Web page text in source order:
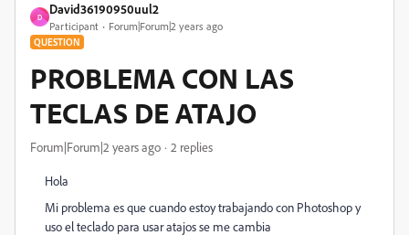
D
David36190950uul2
Participant Forum|Forum|2 years ago
QUESTION
PROBLEMA CON LAS
TECLAS DE ATAJO
Forum|Forum|2 years ago 2 replies
Hola
Mi problema es que cuando estoy trabajando con Photoshop y
uso el teclado para usar atajos se me cambia